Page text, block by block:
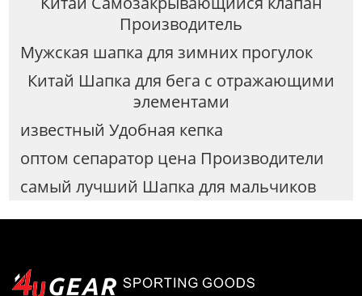
Производитель
Мужская шапка для зимних прогулок
Китай Шапка для бега с отражающими
элементами
известный Удобная кепка
оптом сепаратор цена Производители
самый лучший Шапка для мальчиков